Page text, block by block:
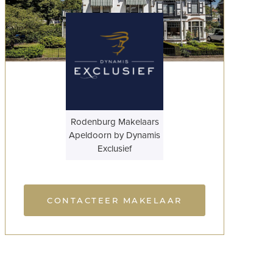
Rodenburg Makelaars
Apeldoorn by Dynamis
Exclusief
CONTACTEER MAKELAAR